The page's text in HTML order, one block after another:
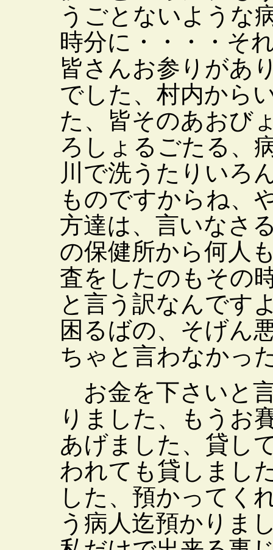
うごとないような
時分に・・・・そ
皆さんお参りがあ
でした、村内から
た、皆そのあおび
ろしょるごたる、
川で洗うたりいろ
ものですからね、
方達は、言いなさ
の保健所から何人
査をしたのもその
と言う訳なんです
困るばの、そげん
ちゃと言わなかっ
お金を下さいと
りました、もうお
あげました、貸し
われても貸しまし
した、預かってく
う病人迄預かりま